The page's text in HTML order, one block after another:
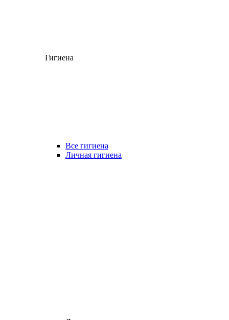
Гигиена
Все гигиена
Личная гигиена